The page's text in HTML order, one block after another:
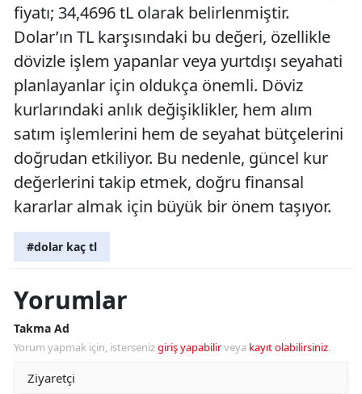
fiyatı; 34,4696 tL olarak belirlenmiştir.
Dolar’ın TL karşısındaki bu değeri, özellikle
dövizle işlem yapanlar veya yurtdışı seyahati
planlayanlar için oldukça önemli. Döviz
kurlarındaki anlık değişiklikler, hem alım
satım işlemlerini hem de seyahat bütçelerini
doğrudan etkiliyor. Bu nedenle, güncel kur
değerlerini takip etmek, doğru finansal
kararlar almak için büyük bir önem taşıyor.
#dolar kaç tl
Yorumlar
Takma Ad
Yorum yapmak için, istersenizgiriş yapabilirveya kayıt olabilirsiniz.